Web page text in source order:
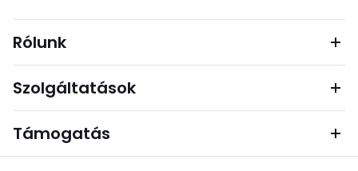
Rólunk
Szolgáltatások
Támogatás